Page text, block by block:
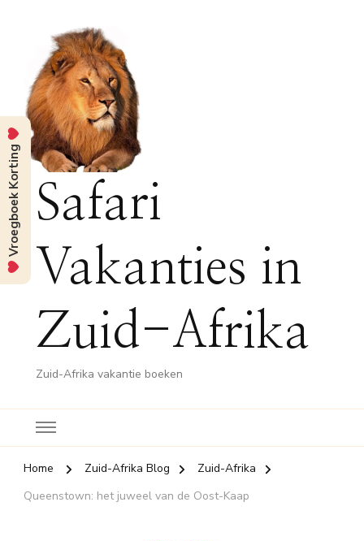
Safari
Vakanties in
Zuid-Afrika
Zuid-Afrika vakantie boeken
Home Zuid-Afrika Blog
Zuid-Afrika
Queenstown: het juweel van de Oost-Kaap
Vroegboek Korting